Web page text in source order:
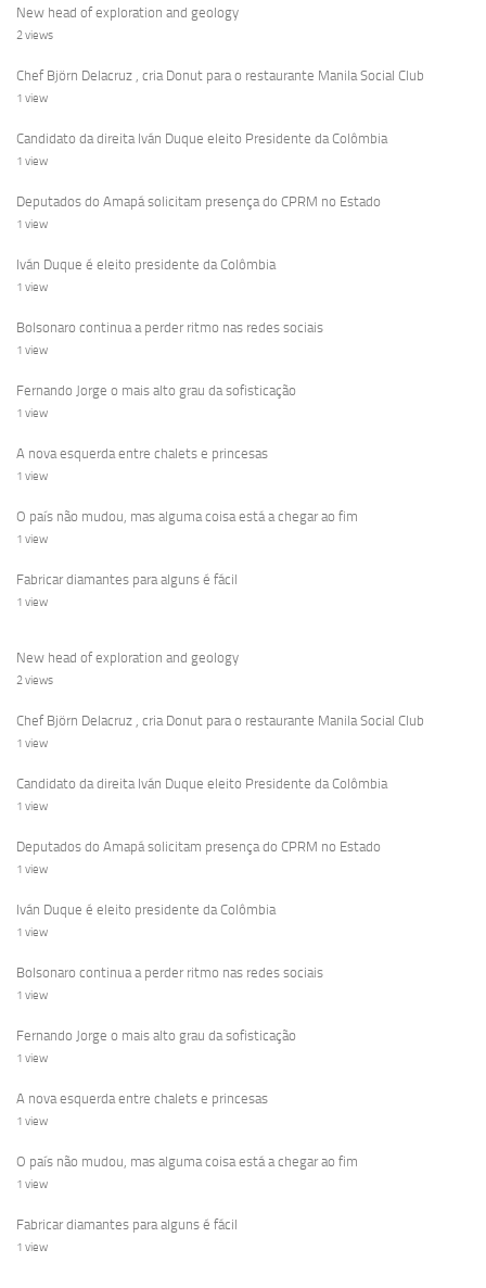
New head of exploration and geology
2 views
Chef Björn Delacruz , cria Donut para o restaurante Manila Social Club
1 view
Candidato da direita Iván Duque eleito Presidente da Colômbia
1 view
Deputados do Amapá solicitam presença do CPRM no Estado
1 view
Iván Duque é eleito presidente da Colômbia
1 view
Bolsonaro continua a perder ritmo nas redes sociais
1 view
Fernando Jorge o mais alto grau da sofisticação
1 view
A nova esquerda entre chalets e princesas
1 view
O país não mudou, mas alguma coisa está a chegar ao fim
1 view
Fabricar diamantes para alguns é fácil
1 view
New head of exploration and geology
2 views
Chef Björn Delacruz , cria Donut para o restaurante Manila Social Club
1 view
Candidato da direita Iván Duque eleito Presidente da Colômbia
1 view
Deputados do Amapá solicitam presença do CPRM no Estado
1 view
Iván Duque é eleito presidente da Colômbia
1 view
Bolsonaro continua a perder ritmo nas redes sociais
1 view
Fernando Jorge o mais alto grau da sofisticação
1 view
A nova esquerda entre chalets e princesas
1 view
O país não mudou, mas alguma coisa está a chegar ao fim
1 view
Fabricar diamantes para alguns é fácil
1 view